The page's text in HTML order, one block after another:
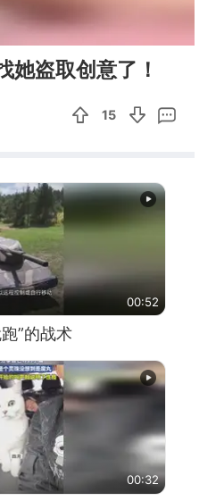
00:12
她盗取创意了！
15
00:52
”的战术
00:32